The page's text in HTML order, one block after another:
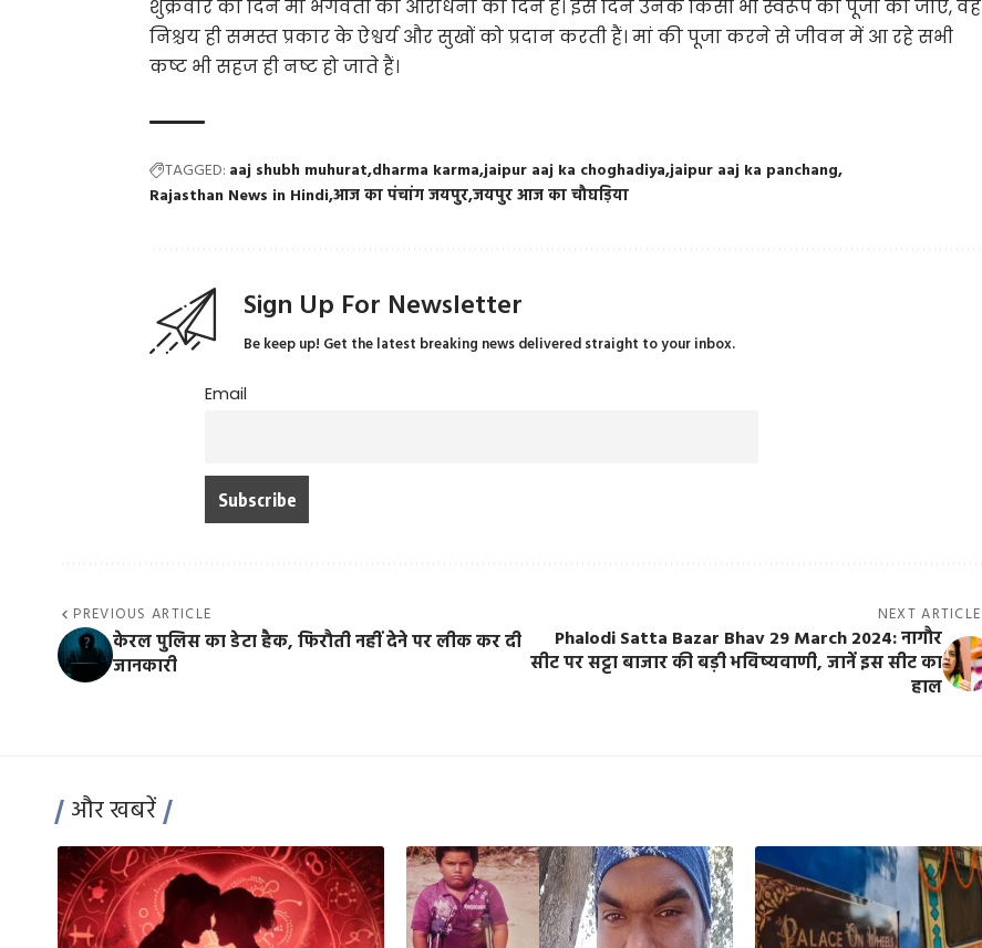
शुक्रवार का दिन मां भगवती की आराधना का दिन है। इस दिन उनके किसी भी स्वरूप की पूजा की जाए, वह
निश्चय ही समस्त प्रकार के ऐश्वर्य और सुखों को प्रदान करती हैं। मां की पूजा करने से जीवन में आ रहे सभी
कष्ट भी सहज ही नष्ट हो जाते हैं।
TAGGED: aaj shubh muhurat dharma karmajaipur aaj ka choghadiyajaipur aaj ka panchang
Rajasthan News in Hindiआज का पंचांग जयपुरजयपुर आज का चौघड़िया
Sign Up For Newsletter
Be keep up! Get the latest breaking news delivered straight to your inbox.
Email
PREVIOUS ARTICLE
केरल पुलिस का डेटा हैक, फिरौती नहीं देने पर लीक कर दी
जानकारी
NEXT ARTICLE
Phalodi Satta Bazar Bhav 29 March 2024: नागौर
सीट पर सट्टा बाजार की बड़ी भविष्यवाणी, जानें इस सीट का
हाल
और खबरें